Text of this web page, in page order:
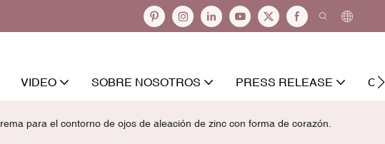
VIDEO SOBRE NOSOTROS PRESS RELEASE
para el contorno de ojos de aleación de zinc con forma de corazón.